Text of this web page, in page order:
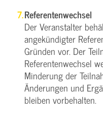
Referentenwechsel
Der Veranstalter
angekündigter
Gründen vor. Der
Referentenwechsel
Minderung der
Änderungen und
bleiben vorbehalten.